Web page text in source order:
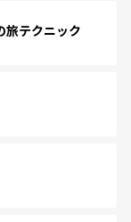
旅テクニック